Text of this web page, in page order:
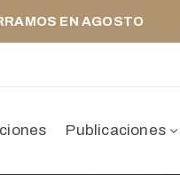
EN AGOSTO
Publicaciones